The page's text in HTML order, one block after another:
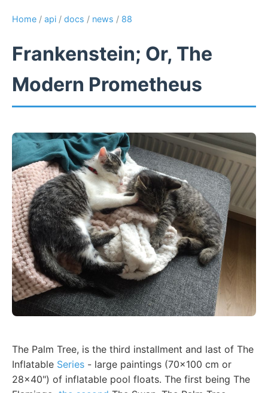
Home / api / docs / news / 88
Frankenstein; Or, The
Modern Prometheus
The Palm Tree, is the third installment and last of The
Inflatable Series - large paintings (70x100 cm or
28x40") of inflatable pool floats. The first being The